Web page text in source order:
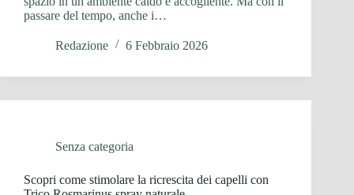
passare del tempo, anche i…
Redazione 6 Febbraio 2026
Senza categoria
Scopri come stimolare la ricrescita dei capelli con